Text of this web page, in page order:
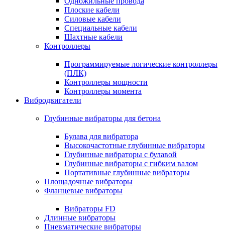
Плоские кабели
Силовые кабели
Специальные кабели
Шахтные кабели
Контроллеры
Программируемые логические контроллеры
(ПЛК)
Контроллеры мощности
Контроллеры момента
Вибродвигатели
Глубинные вибраторы для бетона
Булава для вибратора
Высокочастотные глубинные вибраторы
Глубинные вибраторы с булавой
Глубинные вибраторы с гибким валом
Портативные глубинные вибраторы
Площадочные вибраторы
Фланцевые вибраторы
Вибраторы FD
Длинные вибраторы
Пневматические вибраторы